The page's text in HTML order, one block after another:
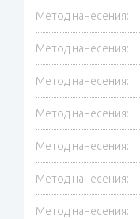
Метод нанесения:
Метод нанесения:
Метод нанесения:
Метод нанесения:
Метод нанесения:
Метод нанесения:
Метод нанесения: